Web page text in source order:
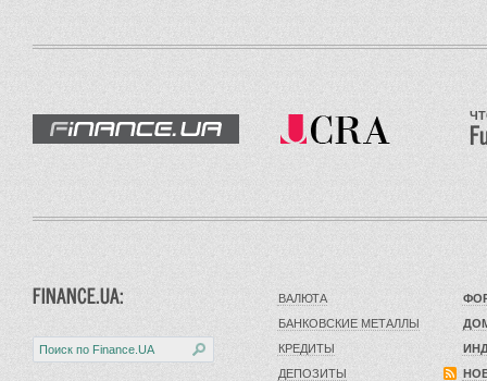
FINANCE.UA:
ВАЛЮТА
БАНКОВСКИЕ МЕТАЛЛЫ
КРЕДИТЫ
ДЕПОЗИТЫ